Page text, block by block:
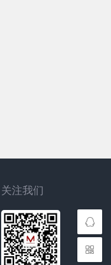
关注我们